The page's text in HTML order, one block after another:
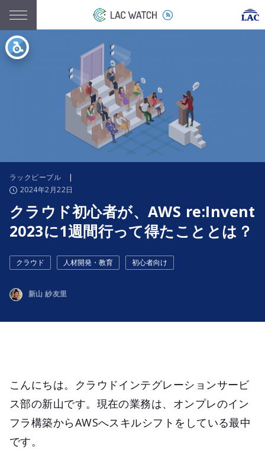
ラックピープル |
2024年2月22日
クラウド初心者が、AWS re:Invent
2023に1週間行って得たこととは？
クラウド 人材開発・教育 初心者向け
新山 紗友里
こんにちは。クラウドインテグレーションサービ
ス部の新山です。現在の業務は、オンプレのイン
フラ構築からAWSへスキルシフトをしている最中
です。